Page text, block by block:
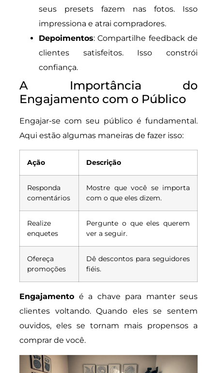
seus presets fazem nas fotos. Isso
impressiona e atrai compradores.
Depoimentos: Compartilhe feedback de
clientes satisfeitos. Isso constrói
confiança.
A Importância do
Engajamento com o Público
Engajar-se com seu público é fundamental.
Aqui estão algumas maneiras de fazer isso:
Ação Descrição
Responda
comentários
Mostre que você se importa
com o que eles dizem.
Realize
enquetes
Pergunte o que eles querem
ver a seguir.
Ofereça
promoções
Dê descontos para seguidores
fiéis.
Engajamento é a chave para manter seus
clientes voltando. Quando eles se sentem
ouvidos, eles se tornam mais propensos a
comprar de você.